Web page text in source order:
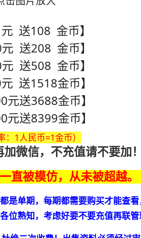
元 送108 金币】
元 送208 金币】
元 送508 金币】
元 送1518金币】
元送3688金币】
元送8399金币】
：1人民币=1金币）
微信，不充值请不要加！
直被模仿，从未被超越。
是单期，每期都需要购买才能查看
位熟知，考虑好要不要充值再联管